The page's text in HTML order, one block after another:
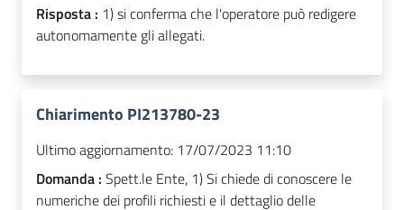
Risposta : 1) si conferma che l'operatore può redigere
autonomamente gli allegati.
Chiarimento PI213780-23
Ultimo aggiornamento: 17/07/2023 11:10
Domanda : Spett.le Ente, 1) Si chiede di conoscere le
numeriche dei profili richiesti e il dettaglio delle